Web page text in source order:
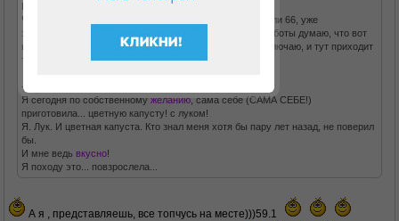
Революция,
спасибо))
Че-то я настолько
, что не могу сообразить, 64 я или 66, уже
запуталась)))))) Взвешиваюсь утром, всю дорогу до работы думаю, что вот
щас включу комп и внесу цифру в график, прихожу, включаю, и тут приходит
тупняк))))))
-----------
Я сегодня по собственному желанию , сама себе (САМА СЕБЕ!)
приготовила... цветную капусту! с луком!
Я. Лук. И цветная капуста. Кто знал меня хотя бы пару лет назад, не поверил
бы.
И мне ведь вкусно!
Я походу это... повзрослела...
А я , представляешь, все топчусь на месте)))59.1